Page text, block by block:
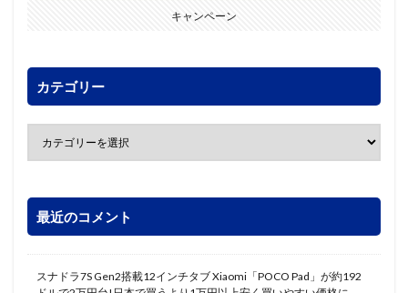
キャンペーン
カテゴリー
最近のコメント
スナドラ7S Gen2搭載12インチタブ Xiaomi「POCO Pad」が約192